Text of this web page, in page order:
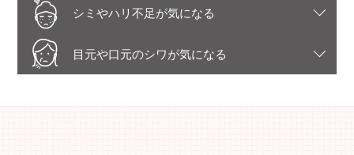
シミやハリ不足が気になる
目元や口元のシワが気になる